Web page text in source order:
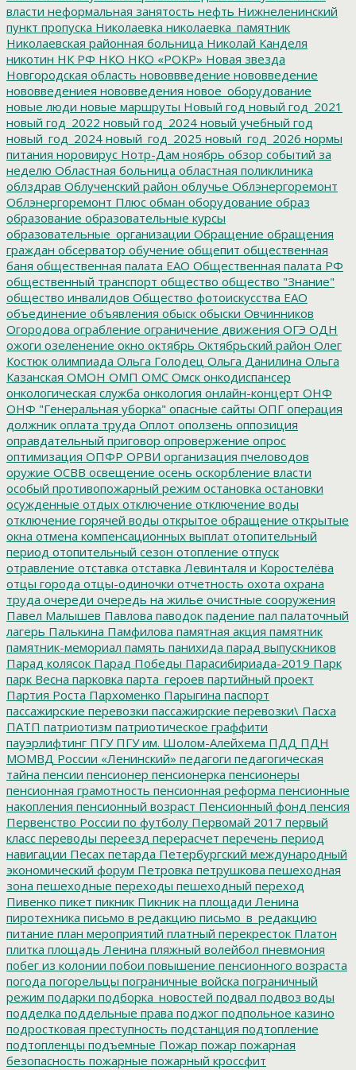
власти неформальная занятость нефть Нижнеленинский
пункт пропуска Николаевка николаевка_памятник
Николаевская районная больница Николай Канделя
никотин НК РФ НКО НКО «РОКР» Новая звезда
Новгородская область нововвведение нововведение
нововведениея нововведения новое_оборудование
новые люди новые маршруты Новый год новый год_2021
новый год_2022 новый год_2024 новый учебный год
новый_год_2024 новый_год_2025 новый_год_2026 нормы
питания норовирус Нотр-Дам ноябрь обзор событий за
неделю Областная больница областная поликлиника
облздрав Облученский район облучье Облэнергоремонт
Облэнергоремонт Плюс обман оборудование образ
образование образовательные курсы
образовательные_организации Обращение обращения
граждан обсерватор обучение общепит общественная
баня общественная палата ЕАО Общественная палата РФ
общественный транспорт общество общество "Знание"
общество инвалидов Общество фотоискусства ЕАО
объединение объявления обыск обыски Овчинников
Огородова ограбление ограничение движения ОГЭ ОДН
ожоги озеленение окно октябрь Октябрьский район Олег
Костюк олимпиада Ольга Голодец Ольга Данилина Ольга
Казанская ОМОН ОМП ОМС Омск онкодиспансер
онкологическая служба онкология онлайн-концерт ОНФ
ОНФ "Генеральная уборка" опасные сайты ОПГ операция
должник оплата труда Оплот оползень оппозиция
оправдательный приговор опровержение опрос
оптимизация ОПФР ОРВИ организация пчеловодов
оружие ОСВВ освещение осень оскорбление власти
особый противопожарный режим остановка остановки
осужденные отдых отключение отключение воды
отключение горячей воды открытое обращение открытые
окна отмена компенсационных выплат отопительный
период отопительный сезон отопление отпуск
отравление отставка отставка Левинталя и Коростелёва
отцы города отцы-одиночки отчетность охота охрана
труда очереди очередь на жилье очистные сооружения
Павел Малышев Павлова паводок падение пал палаточный
лагерь Палькина Памфилова памятная акция памятник
памятник-мемориал память панихида парад выпускников
Парад колясок Парад Победы Парасибириада-2019 Парк
парк Весна парковка парта_героев партийный проект
Партия Роста Пархоменко Парыгина паспорт
пассажирские перевозки пассажирские перевозки\ Пасха
ПАТП патриотизм патриотическое граффити
пауэрлифтинг ПГУПГУ им. Шолом-Алейхема ПДД ПДН
МОМВД России «Ленинский» педагоги педагогическая
тайна пенсии пенсионер пенсионерка пенсионеры
пенсионная грамотность пенсионная реформа пенсионные
накопления пенсионный возраст Пенсионный фонд пенсия
Первенство России по футболу Первомай 2017 первый
класс переводы переезд перерасчет перечень период
навигации Песах петарда Петербургский международный
экономический форум Петровка петрушкова пешеходная
зона пешеходные переходы пешеходный переход
Пивенко пикет пикник Пикник на площади Ленина
пиротехника письмо в редакцию письмо_в_редакцию
питание план мероприятий платный перекресток Платон
плитка площадь Ленина пляжный волейбол пневмония
побег из колонии побои повышение пенсионного возраста
погода погорельцы пограничные войска пограничный
режим подарки подборка_новостей подвал подвоз воды
подделка поддельные права поджог подпольное казино
подростковая преступность подстанция подтопление
подтопленцы подъемные Пожар пожар пожарная
безопасность пожарные пожарный кроссфит